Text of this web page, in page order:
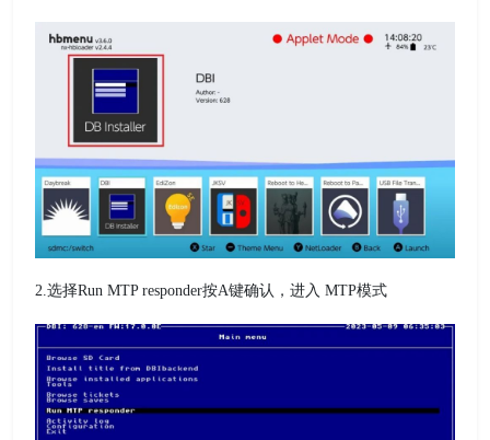
2.选择Run MTP responder按A键确认，进入 MTP模式